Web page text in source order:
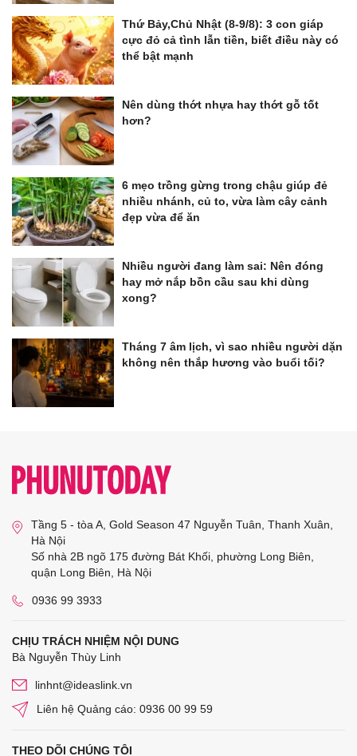
Thứ Bảy,Chủ Nhật (8-9/8): 3 con giáp
cực đỏ cả tình lẫn tiền, biết điều này có
thể bật mạnh
Nên dùng thớt nhựa hay thớt gỗ tốt
hơn?
6 mẹo trồng gừng trong chậu giúp đẻ
nhiều nhánh, củ to, vừa làm cây cảnh
đẹp vừa để ăn
Nhiều người đang làm sai: Nên đóng
hay mở nắp bồn cầu sau khi dùng
xong?
Tháng 7 âm lịch, vì sao nhiều người dặn
không nên thắp hương vào buổi tối?
Tầng 5 - tòa A, Gold Season 47 Nguyễn Tuân, Thanh Xuân,
Hà Nội
Số nhà 2B ngõ 175 đường Bát Khối, phường Long Biên,
quận Long Biên, Hà Nội
0936 99 3933
CHỊU TRÁCH NHIỆM NỘI DUNG
Bà Nguyễn Thùy Linh
linhnt@ideaslink.vn
Liên hệ Quảng cáo: 0936 00 99 59
THEO DÕI CHÚNG TÔI